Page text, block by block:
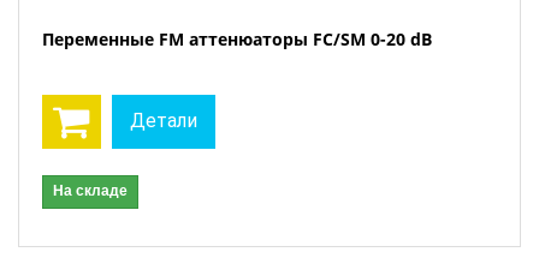
Переменные FM аттенюаторы FC/SM 0-20 dB
Детали
На складе